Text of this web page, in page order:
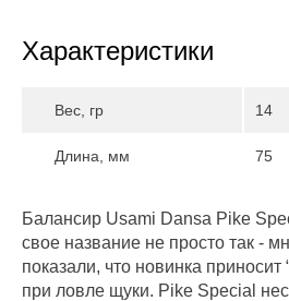
Характеристики
Вес, гр 14
Длина, мм 75
Балансир Usami Dansa Pike
свое название не просто так -
показали, что новинка приносит
при ловле щуки. Pike Special